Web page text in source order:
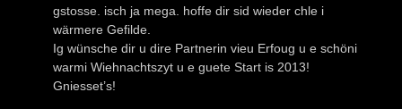
gstosse. isch ja mega. hoffe dir sid wieder chle i
wärmere Gefilde.
Ig wünsche dir u dire Partnerin vieu Erfoug u e schöni
warmi Wiehnachtszyt u e guete Start is 2013!
Gniesset’s!